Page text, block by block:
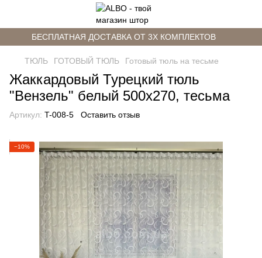
БЕСПЛАТНАЯ ДОСТАВКА ОТ 3Х КОМПЛЕКТОВ
ТЮЛЬ ГОТОВЫЙ ТЮЛЬ Готовый тюль на тесьме
Жаккардовый Турецкий тюль
"Вензель" белый 500х270, тесьма
Артикул: T-008-5 Оставить отзыв
−10%